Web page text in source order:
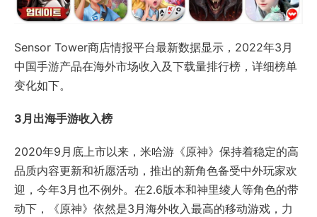
Sensor Tower商店情报平台最新数据显示，2022年3月
中国手游产品在海外市场收入及下载量排行榜，详细榜单
变化如下。
3月出海手游收入榜
2020年9月底上市以来，米哈游《原神》保持着稳定的高
品质内容更新和祈愿活动，推出的新角色备受中外玩家欢
迎，今年3月也不例外。在2.6版本和神里绫人等角色的带
动下，《原神》依然是3月海外收入最高的移动游戏，力